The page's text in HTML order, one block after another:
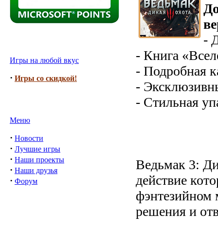
Игры на любой вкус
· Игры со скидкой!
Меню
· Новости
· Лучшие игры
· Наши проекты
· Наши друзья
· Форум
-
- Книга
- Подробная
-
- Стильная
Ведьмак 3:
действие
фэнтезийном
решения и